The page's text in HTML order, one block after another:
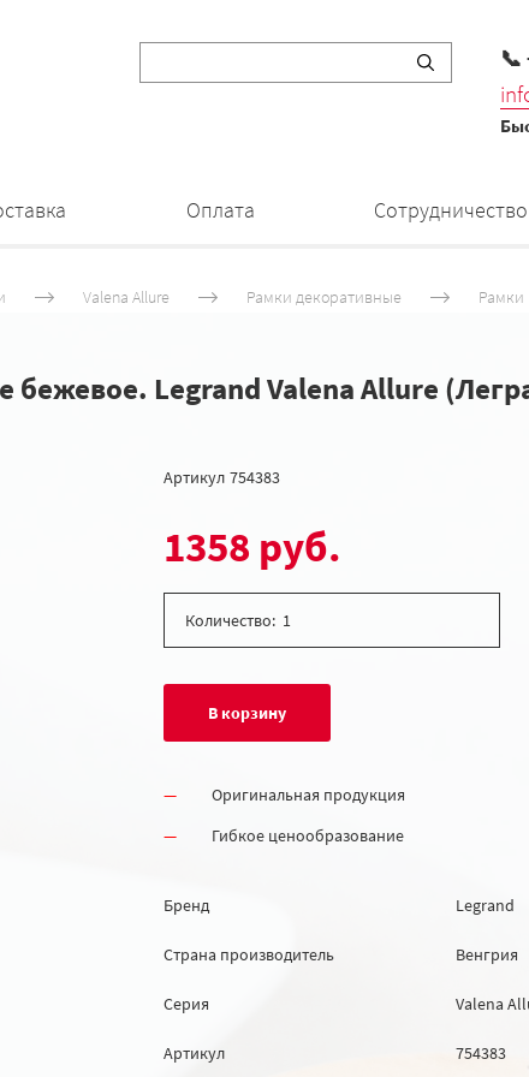
📞
Оплата Сотрудничество
Valena Allure Рамки декоративные Рамки
бежевое. Legrand Valena Allure
Артикул 754383
1358 руб.
Количество:
В корзину
Оригинальная продукция
Гибкое ценообразование
Бренд Legrand
Страна производитель Венгрия
Серия Valena
Артикул 754383